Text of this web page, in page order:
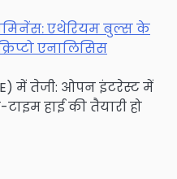
एथेरियम बुल्स के
एनालिसिस
में तेजी: ओपन इंटरेस्ट में
हाई की तैयारी हो